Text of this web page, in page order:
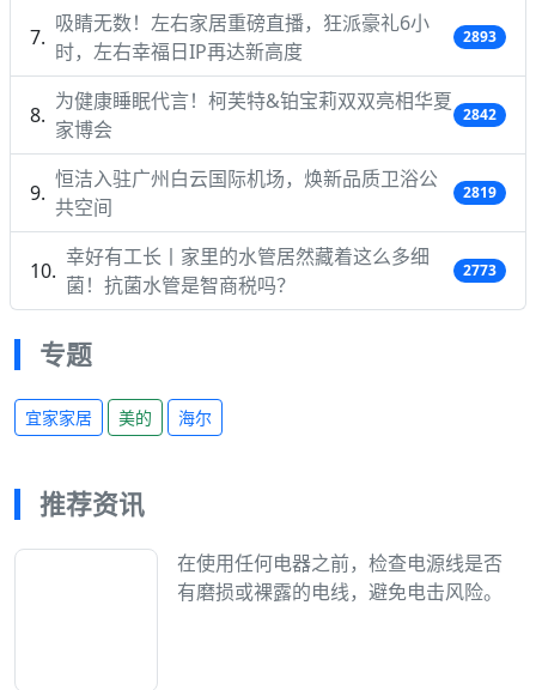
吸睛无数！左右家居重磅直播，狂派豪礼6小
时，左右幸福日IP再达新高度
2893
为健康睡眠代言！柯芙特&铂宝莉双双亮相华夏
家博会
2842
恒洁入驻广州白云国际机场，焕新品质卫浴公
共空间
2819
幸好有工长丨家里的水管居然藏着这么多细
菌！抗菌水管是智商税吗？
2773
专题
宜家家居 美的 海尔
推荐资讯
在使用任何电器之前，检查电源线是否
有磨损或裸露的电线，避免电击风险。